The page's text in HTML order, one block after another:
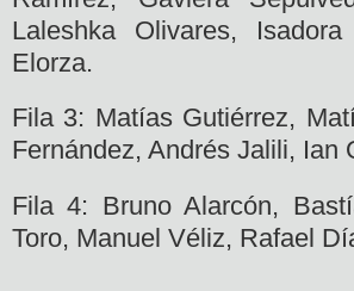
Laleshka Olivares,
Elorza.
Fila 3: Matías Gutiérrez,
Fernández, Andrés Jalili, Ian
Fila 4: Bruno Alarcón,
Toro, Manuel Véliz, Rafael